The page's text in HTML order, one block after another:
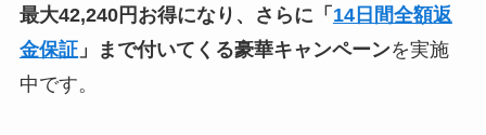
最大42,240円お得になり、さらに「 14日間全額返
金保証」まで付いてくる豪華キャンペーンを実施
中です。